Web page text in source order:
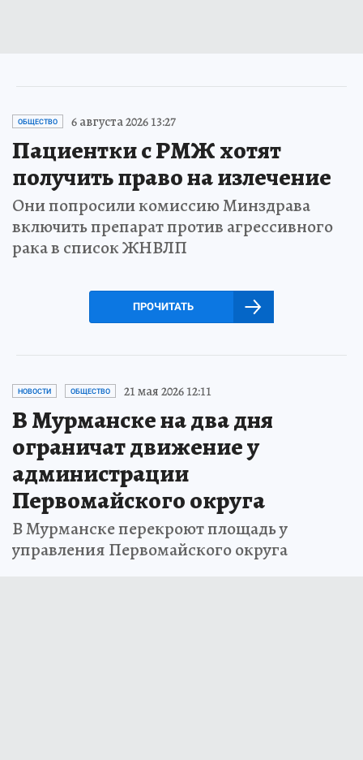
ОБЩЕСТВО 6 августа 2026 13:27
Пациентки с РМЖ хотят
получить право на излечение
Они попросили комиссию Минздрава
включить препарат против агрессивного
рака в список ЖНВЛП
ПРОЧИТАТЬ
НОВОСТИ ОБЩЕСТВО 21 мая 2026 12:11
В Мурманске на два дня
ограничат движение у
администрации
Первомайского округа
В Мурманске перекроют площадь у
управления Первомайского округа